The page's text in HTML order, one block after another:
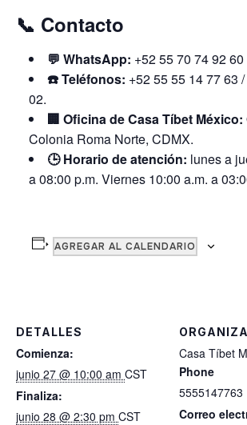
📞 Contacto
💬 WhatsApp: +52 55 70 74 92
☎️ Teléfonos: +52 55 55 14 77 63
02.
🏢 Oficina de Casa Tíbet México:
Colonia Roma Norte, CDMX.
🕒 Horario de atención: lunes a
a 08:00 p.m. Viernes 10:00 a.m. a
AGREGAR AL CALENDARIO
DETALLES
Comienza:
junio 27 @ 10:00 am CST
Finaliza:
junio 28 @ 2:30 pm CST
Casa Tíbet
Phone
5555147763
Correo